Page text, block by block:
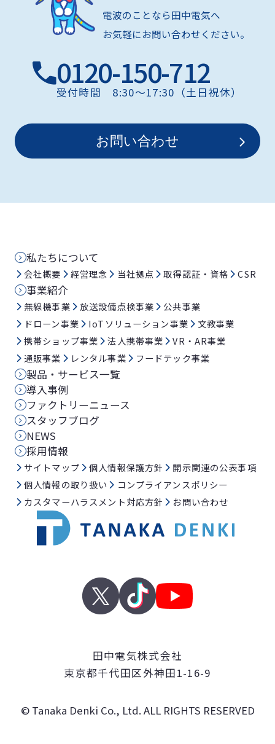
電波のことなら田中電気へ
お気軽にお問い合わせください。
0120-150-712
受付時間 8:30〜17:30（土日祝休）
お問い合わせ
田中電気株式会社
東京都千代田区外神田1-16-9
私たちについて
会社概要 経営理念 当社拠点 取得認証・資格 CSR
事業紹介
無線機事業 放送設備点検事業
公共事業
ドローン事業
IoTソリューション事業
文教事業
携帯ショップ事業
法人携帯事業
VR・AR事業
通販事業
レンタル事業 フードテック事業
製品・サービス一覧
導入事例
ファクトリーニュース
スタッフブログ
NEWS
採用情報
サイトマップ 個人情報保護方針
開示関連の公表事項
個人情報の取り扱い
コンプライアンスポリシー
カスタマーハラスメント対応方針
お問い合わせ
© Tanaka Denki Co., Ltd. ALL RIGHTS RESERVED